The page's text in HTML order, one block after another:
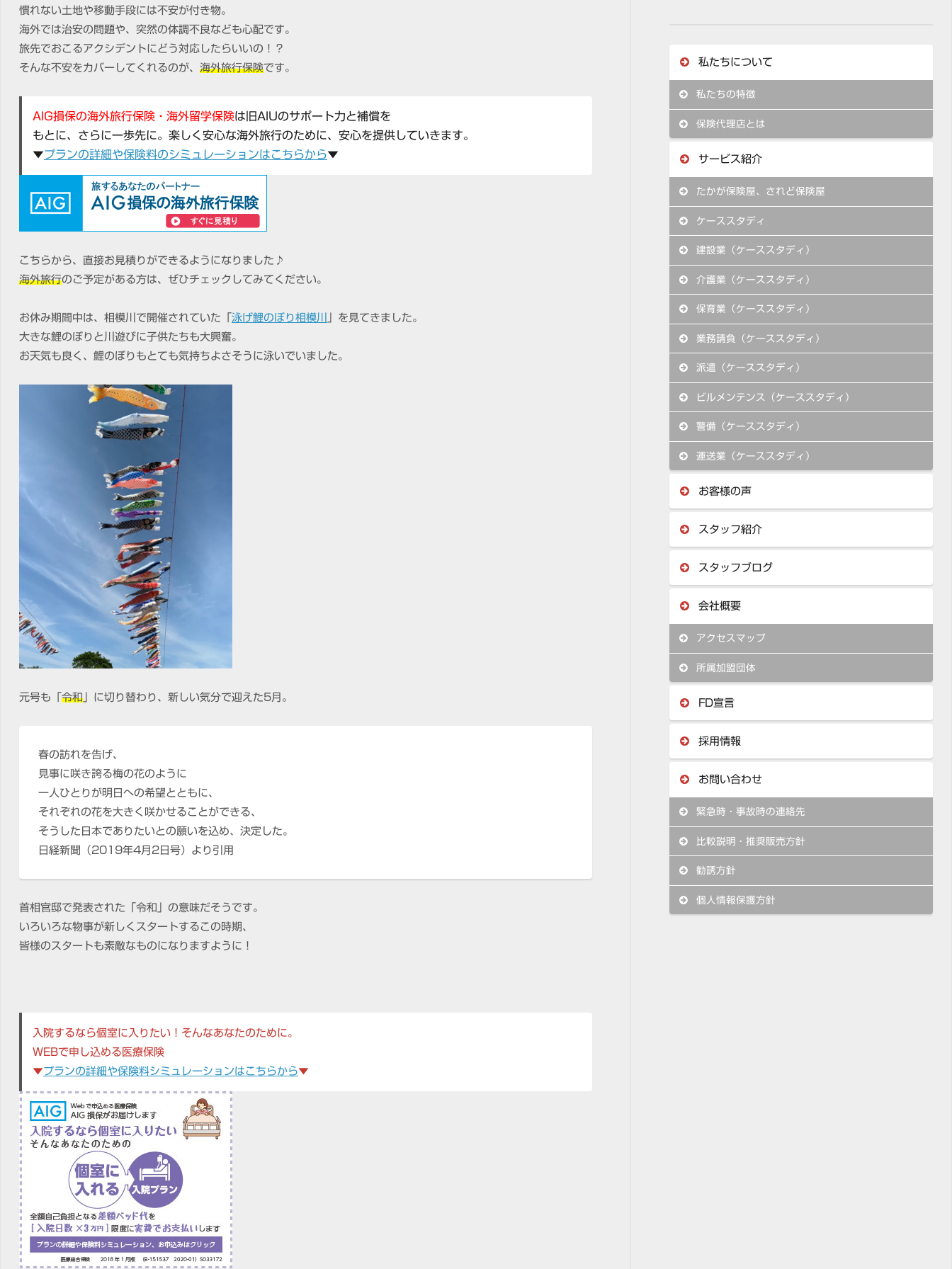
慣れない土地や移動手段には不安が付き物。
海外では治安の問題や、突然の体調不良なども心配です。
旅先でおこるアクシデントにどう対応したらいいの！？
そんな不安をカバーしてくれるのが、 海外旅行保険です。
AIG損保の海外旅行保険・海外留学保険は旧AIUのサポート力と補償を
もとに、さらに一歩先に。楽しく安心な海外旅行のために、安心を提供していきます。
▼プランの詳細や保険料のシミュレーションはこちらから▼
こちらから、直接お見積りができるようになりました♪
海外旅行のご予定がある方は、ぜひチェックしてみてください。
お休み期間中は、相模川で開催されていた「 泳げ鯉のぼり相模川
」を見てきました。
大きな鯉のぼりと川遊びに子供たちも大興奮。
お天気も良く、鯉のぼりもとても気持ちよさそうに泳いでいました。
元号も「 令和 」に切り替わり、新しい気分で迎えた5月。
春の訪れを告げ、
見事に咲き誇る梅の花のように
一人ひとりが明日への希望とともに、
それぞれの花を大きく咲かせることができる、
そうした日本でありたいとの願いを込め、決定した。
日経新聞（2019年4月2日号）より引用
首相官邸で発表された「令和」の意味だそうです。
いろいろな物事が新しくスタートするこの時期、
皆様のスタートも素敵なものになりますように！
入院するなら個室に入りたい！そんなあなたのために。
WEBで申し込める医療保険
▼プランの詳細や保険料シミュレーションはこちらから▼
私たちについて
私たちの特徴
保険代理店とは
サービス紹介
たかが保険屋、されど保険屋
ケーススタディ
建設業（ケーススタディ）
介護業（ケーススタディ）
保育業（ケーススタディ）
業務請負（ケーススタディ）
派遣（ケーススタディ）
ビルメンテンス（ケーススタディ）
警備（ケーススタディ）
運送業（ケーススタディ）
お客様の声
スタッフ紹介
スタッフブログ
会社概要
アクセスマップ
所属加盟団体
FD宣言
採用情報
お問い合わせ
緊急時・事故時の連絡先
比較説明・推奨販売方針
勧誘方針
個人情報保護方針